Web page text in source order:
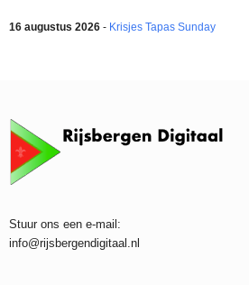
16 augustus 2026 - Krisjes Tapas Sunday
Stuur ons een e-mail:
info@rijsbergendigitaal.nl